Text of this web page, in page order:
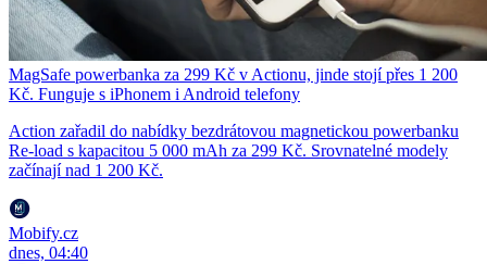
MagSafe powerbanka za 299 Kč v Actionu, jinde stojí přes 1 200
Kč. Funguje s iPhonem i Android telefony
Action zařadil do nabídky bezdrátovou magnetickou powerbanku
Re-load s kapacitou 5 000 mAh za 299 Kč. Srovnatelné modely
začínají nad 1 200 Kč.
Mobify.cz
dnes, 04:40